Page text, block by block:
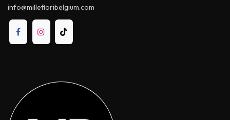
info@millefioribelgium.com